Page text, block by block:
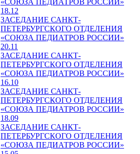
«СОЮЗА ПЕДИАТРОВ РОССИИ»
18.12
ЗАСЕДАНИЕ САНКТ-
ПЕТЕРБУРГСКОГО ОТДЕЛЕНИЯ
«СОЮЗА ПЕДИАТРОВ РОССИИ»
20.11
ЗАСЕДАНИЕ САНКТ-
ПЕТЕРБУРГСКОГО ОТДЕЛЕНИЯ
«СОЮЗА ПЕДИАТРОВ РОССИИ»
16.10
ЗАСЕДАНИЕ САНКТ-
ПЕТЕРБУРГСКОГО ОТДЕЛЕНИЯ
«СОЮЗА ПЕДИАТРОВ РОССИИ»
18.09
ЗАСЕДАНИЕ САНКТ-
ПЕТЕРБУРГСКОГО ОТДЕЛЕНИЯ
«СОЮЗА ПЕДИАТРОВ РОССИИ»